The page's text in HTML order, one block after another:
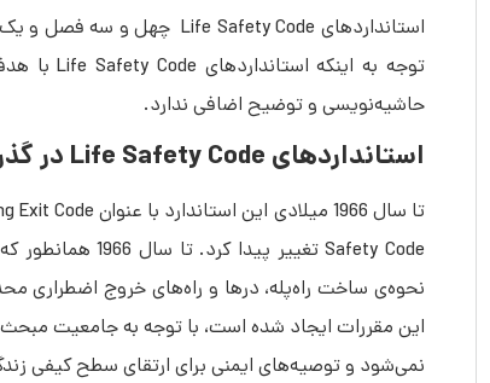
حاشیه‌‎نویسی و توضیح اضافی ندارد.
استانداردهای Life Safety Code در گذر زمان چه تغییراتی داشته‌‎اند؟
این مقررات ایجاد شده است، با توجه به جامعیت
نمی‎‌شود و توصیه‎‌های ایمنی برای ارتقای سطح کیفی زندگی روزمره را نیز در بر می‌‎گیرد.